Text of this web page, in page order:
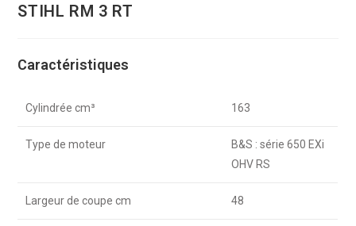
STIHL RM 3 RT
Caractéristiques
Cylindrée cm³ 163
Type de moteur
B&S : série 650 EXi
OHV RS
Largeur de coupe cm 48